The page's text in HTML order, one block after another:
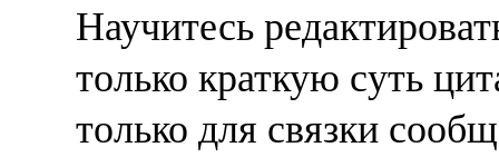
Научитесь
только краткую суть
только для связки